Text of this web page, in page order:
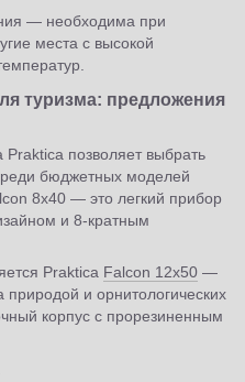
— необходима при
места с высокой
туризма: предложения
позволяет выбрать
бюджетных моделей
8x40 — это легкий прибор
и 8-кратным
Praktica Falcon 12x50 —
и орнитологических
корпус с прорезиненным